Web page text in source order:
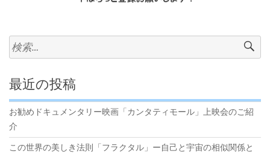
し
新
世
界」”
検
索:
最近の投稿
お勧めドキュメンタリー映画「カンタティモール」上映会のご紹
介
この世界の美しき法則「フラクタル」ー自己と宇宙の相似関係と